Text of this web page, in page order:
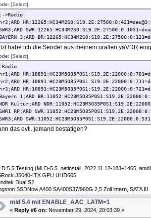
[Select]
:->Radio
hr3;ARD
3;ARD
habe ich die Sender aus meinem uralten yaVDR
[Select]
:Radio
hr1;ARD
hr2;ARD
hr3;ARD
1;ARD
Kultur;ARD
RP;ARD
das evtl. jemand bestätigen?
5.5 Testing (MLD-5.5_netinstall_2022.11.12-
J5040-ITX GPU UHD605
Dual S2
SSDNow A400 SA400S37/960G 2,5 Zoll intern, SATA III
mld 5.4 mit ENABLE_AAC_LATM=1
« Reply #6 on: November 29, 2024, 20:03:39 »